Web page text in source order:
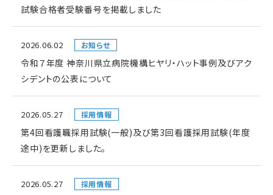
試験合格者受験番号を掲載しました
2026.06.02 お知らせ
令和７年度 神奈川県立病院機構ヒヤリ・ハット事例及びアク
シデントの公表について
2026.05.27 採用情報
第4回看護職採用試験(一般)及び第3回看護採用試験(年度
途中)を更新しました。
2026.05.27 採用情報